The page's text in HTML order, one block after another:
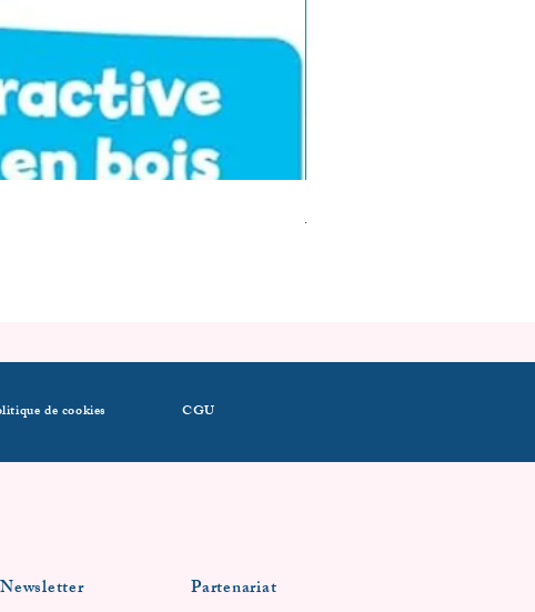
de cookies CGU
Newsletter Partenariat